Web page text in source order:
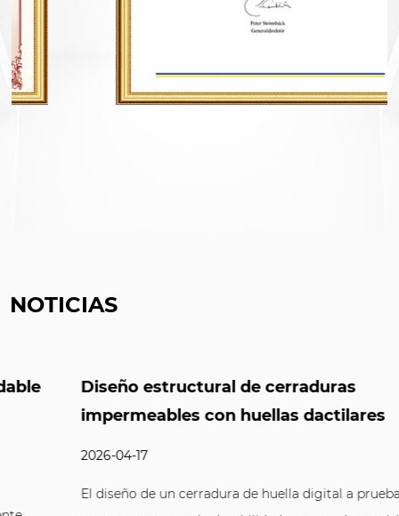
NOTICIAS
Diseño estructural de cerraduras
impermeables con huellas dactilares
El diseño de un cerradura de huella digital a prueba de agua